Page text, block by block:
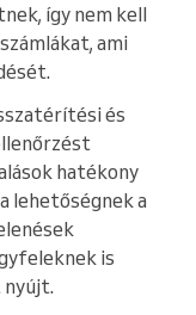
így nem kell
ami
és
hatékony
lehetőségnek a
is
nyújt.